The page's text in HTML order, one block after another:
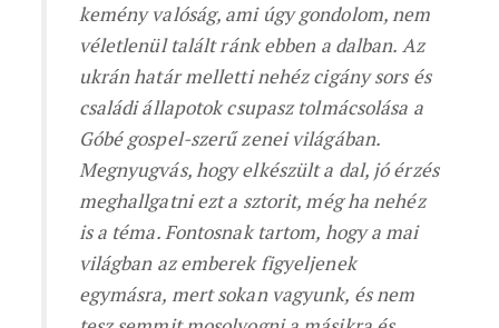
kemény valóság, ami úgy gondolom, nem
véletlenül talált ránk ebben a dalban. Az
ukrán határ melletti nehéz cigány sors és
családi állapotok csupasz tolmácsolása a
Góbé gospel-szerű zenei világában.
Megnyugvás, hogy elkészült a dal, jó érzés
meghallgatni ezt a sztorit, még ha nehéz
is a téma. Fontosnak tartom, hogy a mai
világban az emberek figyeljenek
egymásra, mert sokan vagyunk, és nem